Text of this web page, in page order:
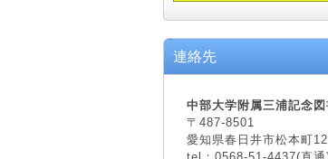
連絡先
中部大学附属三浦記念図
〒487-8501
愛知県春日井市松本町